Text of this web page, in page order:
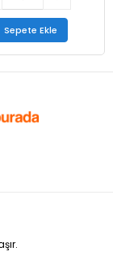
Sepete Ekle